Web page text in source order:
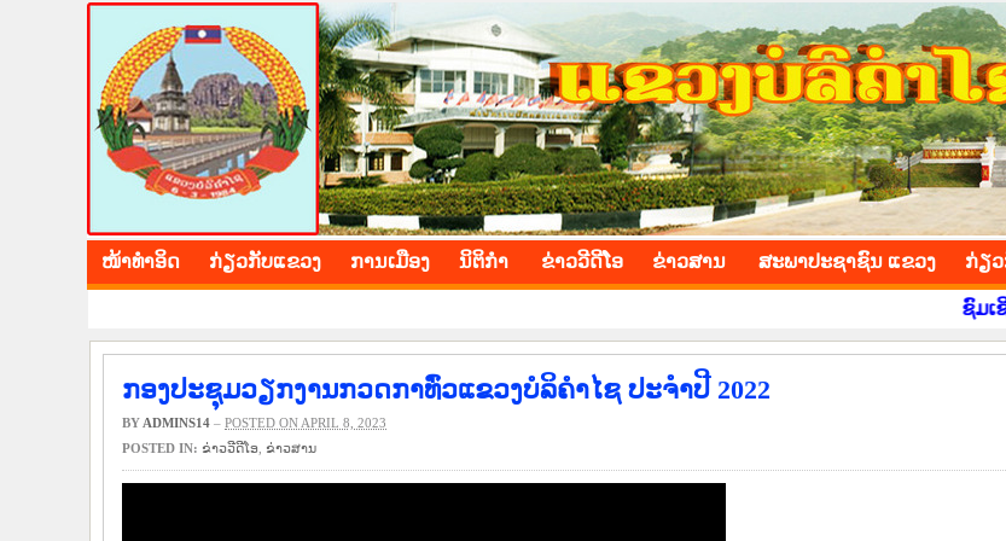
BOLIKHAMXAY PROVINCE
ໜ້າ​ທຳ​ອິດ ​ກ່ຽວ​ກັບ​ແຂວງ ​ການ​ເມືອງ ນິ​ຕິ​ກຳ ຂ່າວ​ວີ​ດີ​ໂອ ​ຂ່າວ​ສານ ສະພາປະຊາຊົນ ແຂວງ ກ່ຽວ​
ຊົມເຊີຍ ວັນ
ກອງປະຊຸມວຽກງານກວດກາທົ່ວແຂວງບໍລິຄຳໄຊ ປະຈຳປີ 2022
BY ADMINS14 – POSTED ON APRIL 8, 2023
POSTED IN: ຂ່າວ​ວີ​ດີ​ໂອ ​ຂ່າວ​ສານ